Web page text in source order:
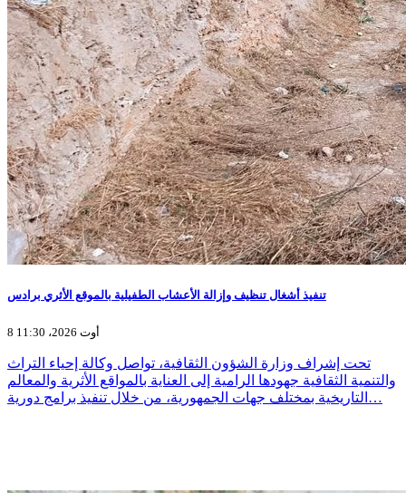
تنفيذ أشغال تنظيف وإزالة الأعشاب الطفيلية بالموقع الأثري برادس
8 أوت 2026، 11:30
تحت إشراف وزارة الشؤون الثقافية، تواصل وكالة إحياء التراث
والتنمية الثقافية جهودها الرامية إلى العناية بالمواقع الأثرية والمعالم
التاريخية بمختلف جهات الجمهورية، من خلال تنفيذ برامج دورية…